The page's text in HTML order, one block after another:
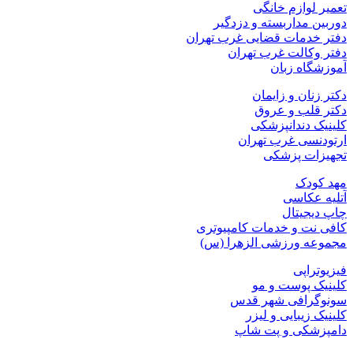
تعمیر لوازم خانگی
دوربین مداربسته و دزدگیر
دفتر خدمات قضایی غرب تهران
دفتر وکالت غرب تهران
آموزشگاه زبان
دکتر زنان و زایمان
دکتر قلب و عروق
کلینیک دندانپزشکی
ارتودنسی غرب تهران
تجهیزات پزشکی
مهد کودک
آتلیه عکاسی
چاپ دیجیتال
کافی نت و خدمات کامپیوتری
مجموعه ورزشی الزهرا (س)
فیزیوتراپی
کلینیک پوست و مو
سونوگرافی شهر قدس
کلینیک زیبایی و لیزر
دامپزشکی و پت شاپ